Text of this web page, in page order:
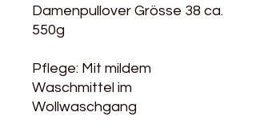
Damenpullover Grösse 38 ca.
550g
Pflege: Mit mildem
Waschmittel im
Wollwaschgang